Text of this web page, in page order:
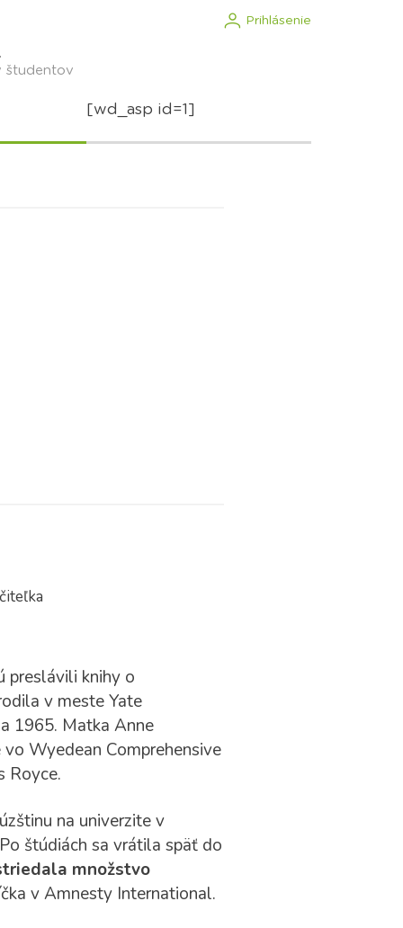
Prihlásenie
študentov
[wd_asp id=1]
preslávili knihy o
v meste Yate
1965. Matka Anne
Wyedean Comprehensive
Royce.
na univerzite v
štúdiách sa vrátila späť do
množstvo
v Amnesty International.